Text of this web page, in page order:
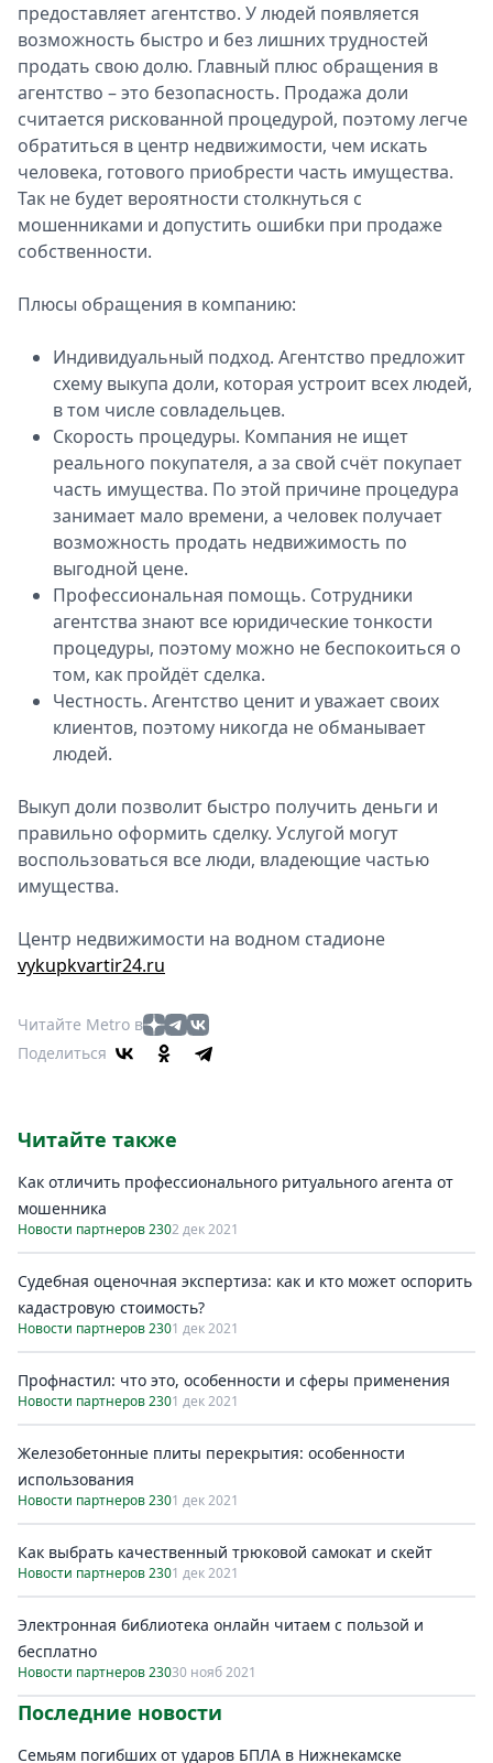
предоставляет агентство. У людей появляется
возможность быстро и без лишних трудностей
продать свою долю. Главный плюс обращения в
агентство – это безопасность. Продажа доли
считается рискованной процедурой, поэтому легче
обратиться в центр недвижимости, чем искать
человека, готового приобрести часть имущества.
Так не будет вероятности столкнуться с
мошенниками и допустить ошибки при продаже
собственности.
Плюсы обращения в компанию:
Индивидуальный подход. Агентство предложит
схему выкупа доли, которая устроит всех людей,
в том числе совладельцев.
Скорость процедуры. Компания не ищет
реального покупателя, а за свой счёт покупает
часть имущества. По этой причине процедура
занимает мало времени, а человек получает
возможность продать недвижимость по
выгодной цене.
Профессиональная помощь. Сотрудники
агентства знают все юридические тонкости
процедуры, поэтому можно не беспокоиться о
том, как пройдёт сделка.
Честность. Агентство ценит и уважает своих
клиентов, поэтому никогда не обманывает
людей.
Выкуп доли позволит быстро получить деньги и
правильно оформить сделку. Услугой могут
воспользоваться все люди, владеющие частью
имущества.
Центр недвижимости на водном стадионе
vykupkvartir24.ru
Читайте Metro в
Поделиться
Читайте также
Как отличить профессионального ритуального агента от
мошенника
Новости партнеров 2302 дек 2021
Судебная оценочная экспертиза: как и кто может оспорить
кадастровую стоимость?
Новости партнеров 2301 дек 2021
Профнастил: что это, особенности и сферы применения
Новости партнеров 2301 дек 2021
Железобетонные плиты перекрытия: особенности
использования
Новости партнеров 2301 дек 2021
Как выбрать качественный трюковой самокат и скейт
Новости партнеров 2301 дек 2021
Электронная библиотека онлайн читаем с пользой и
бесплатно
Новости партнеров 23030 нояб 2021
Последние новости
Семьям погибших от ударов БПЛА в Нижнекамске